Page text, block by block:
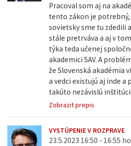
Pracoval som aj na
tento zákon je
sovietsky sme tu zdedili
stále pretrváva a aj v
týka teda učenej
akademici SAV. A
že Slovenská akadémia
a vedci existujú aj inde
takúto nezávislú
Zobrazit prepis
VYSTÚPENIE V ROZPRAVE
23.5.2023 16:50 - 16:55